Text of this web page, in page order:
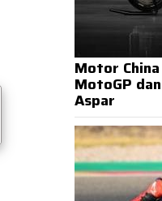
Motor
MotoGP
Aspar